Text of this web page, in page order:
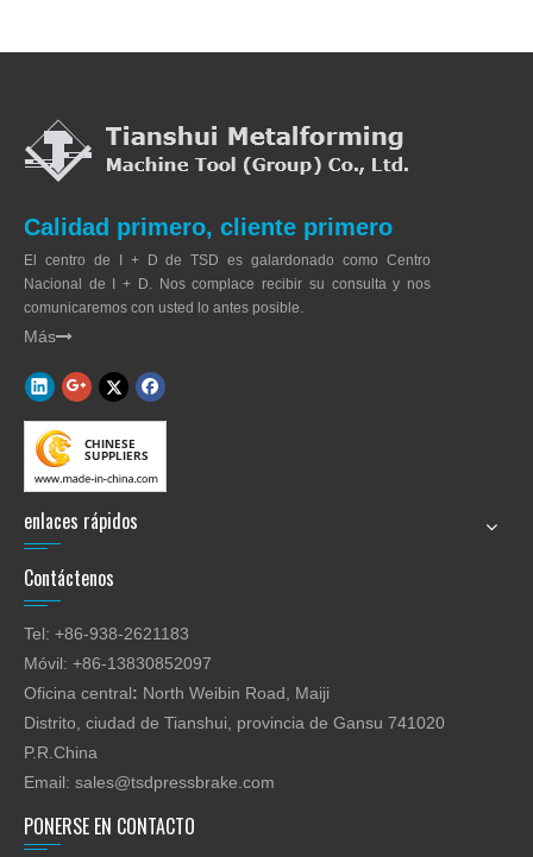
Calidad primero, cliente primero
El centro de I + D de TSD es galardonado como Centro
Nacional de I + D. Nos complace recibir su consulta y nos
comunicaremos con usted lo antes posible.
Más
enlaces rápidos
Contáctenos
Tel: +86-938-2621183
Móvil: +86-13830852097
Oficina central: North Weibin Road, Maiji
Distrito, ciudad de Tianshui, provincia de Gansu 741020
P.R.China
Email: sales@tsdpressbrake.com
PONERSE EN CONTACTO